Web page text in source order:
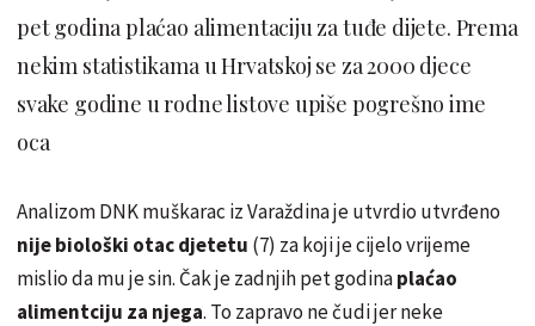
pet godina plaćao alimentaciju za tuđe dijete. Prema
nekim statistikama u Hrvatskoj se za 2000 djece
svake godine u rodne listove upiše pogrešno ime
oca
Analizom DNK muškarac iz Varaždina je utvrdio utvrđeno
nije biološki otac djetetu (7) za koji je cijelo vrijeme
mislio da mu je sin. Čak je zadnjih pet godinaplaćao
alimentciju za njega. To zapravo ne čudi jer neke